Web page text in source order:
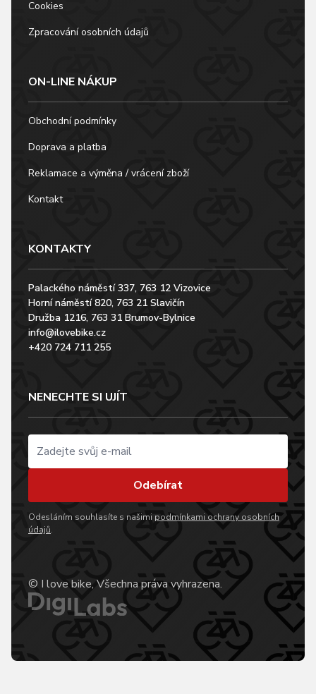
Cookies
Zpracování osobních údajů
ON-LINE NÁKUP
Obchodní podmínky
Doprava a platba
Reklamace a výměna / vrácení zboží
Kontakt
KONTAKTY
Palackého náměstí 337, 763 12 Vizovice
Horní náměstí 820, 763 21 Slavičín
Družba 1216, 763 31 Brumov-Bylnice
info@ilovebike.cz
+420 724 711 255
NENECHTE SI UJÍT
Odebírat
Odesláním souhlasíte s našimi podmínkami ochrany osobních
údajů.
© I love bike, Všechna práva vyhrazena.